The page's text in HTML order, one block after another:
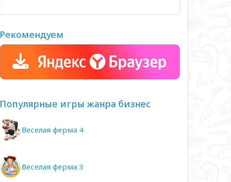
Рекомендуем
Популярные игры жанра бизнес
Веселая ферма 4
Веселая ферма 3